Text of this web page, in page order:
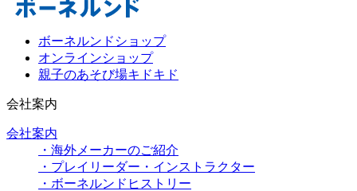
ボーネルンドショップ
オンラインショップ
親子のあそび場キドキド
会社案内
会社案内
・海外メーカーのご紹介
・プレイリーダー・インストラクター
・ボーネルンドヒストリー